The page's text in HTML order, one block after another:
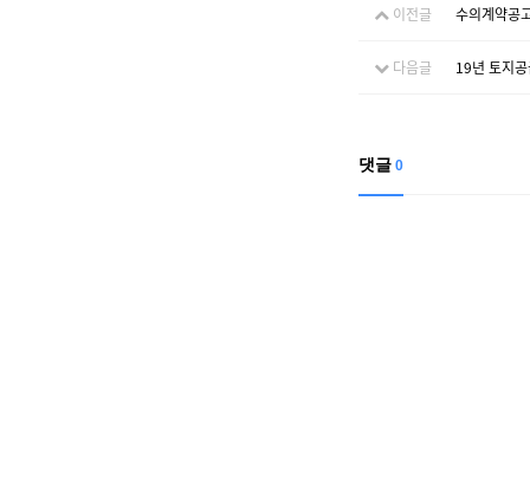
이전글 수의계약공
다음글 19년 토지
댓글 0